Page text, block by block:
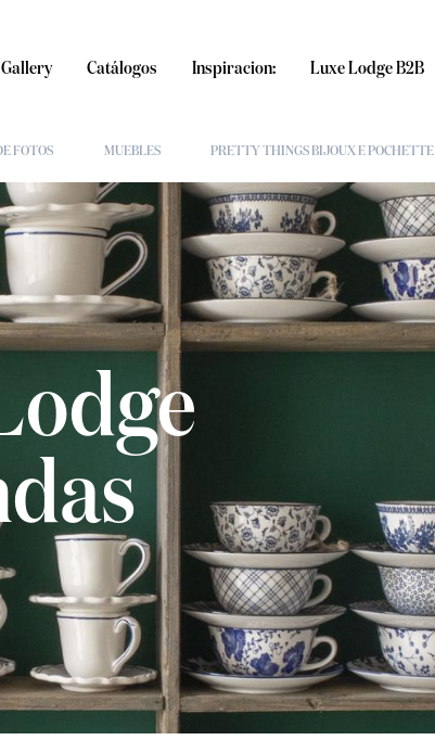
Luxe Lodge B2B
Inspiracion:
Catálogos
Gallery
FOTOS MUEBLES PRETTY THINGS BIJOUX E POCHETTE